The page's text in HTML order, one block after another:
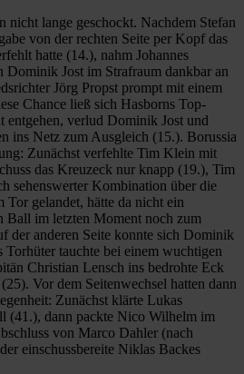
nicht lange geschockt. Nachdem Stefan
von der rechten Seite per Kopf das
hatte (14.), nahm Johannes
Dominik Jost im Strafraum dankbar an
Jörg Propst prompt mit einem
Chance ließ sich Hasborns Top-
entgehen, verlud Dominik Jost und
ins Netz zum Ausgleich (15.). Borussia
Zunächst verfehlte Tim Klein mit
das Kreuzeck nur knapp (19.), Tim
sehenswerter Kombination über die
Tor gelandet, hätte da nicht ein
Ball im letzten Moment noch zum
der anderen Seite konnte sich Dominik
Torhüter tauchte bei einem wuchtigen
Christian Lensch ins bedrohte Eck
Vor dem Seitenwechsel hatten dann
Zunächst klärte Lukas
(41.), dann packte Nico Wilhelm im
von Marco Dahler (nach
einschussbereite Niklas Backes